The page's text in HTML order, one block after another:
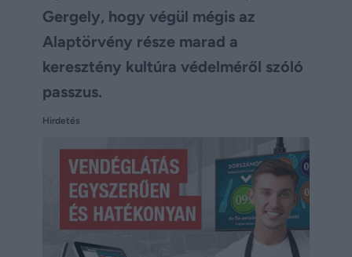
Gergely, hogy végül mégis az
Alaptörvény része marad a
keresztény kultúra védelméről szóló
passzus.
Hirdetés